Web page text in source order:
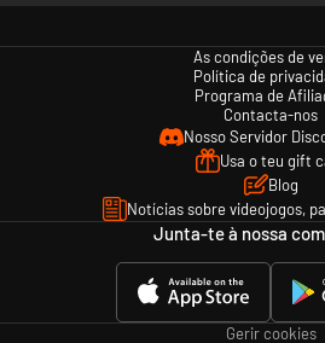
As condições de
Política de
Programa de
Contacta-nos
Nosso Servidor
Usa o teu gift
Blog
Notícias sobre videojogos,
Junta-te à nossa
Gerir cookies